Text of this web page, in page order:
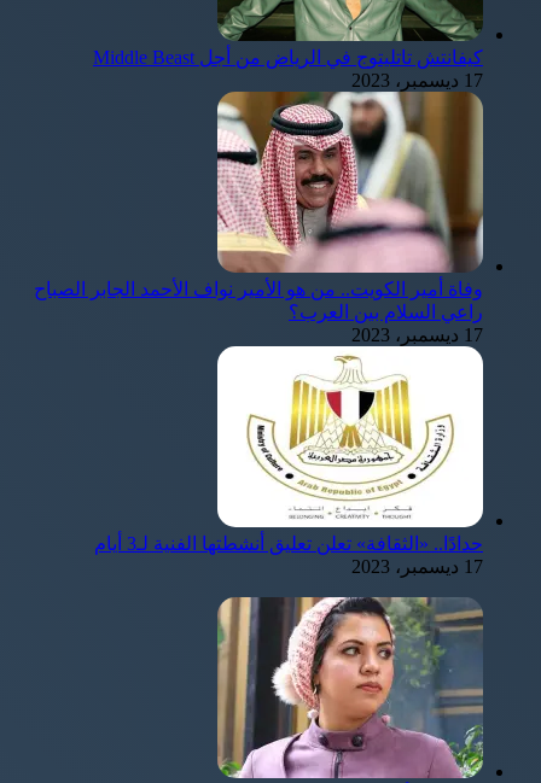
كيفانتش تاتليتوج في الرياض من أجل Middle Beast
17 ديسمبر، 2023
وفاة أمير الكويت.. من هو الأمير نواف الأحمد الجابر الصباح
راعي السلام بين العرب؟
17 ديسمبر، 2023
حدادًا.. «الثقافة» تعلن تعليق أنشطتها الفنية لـ3 أيام
17 ديسمبر، 2023